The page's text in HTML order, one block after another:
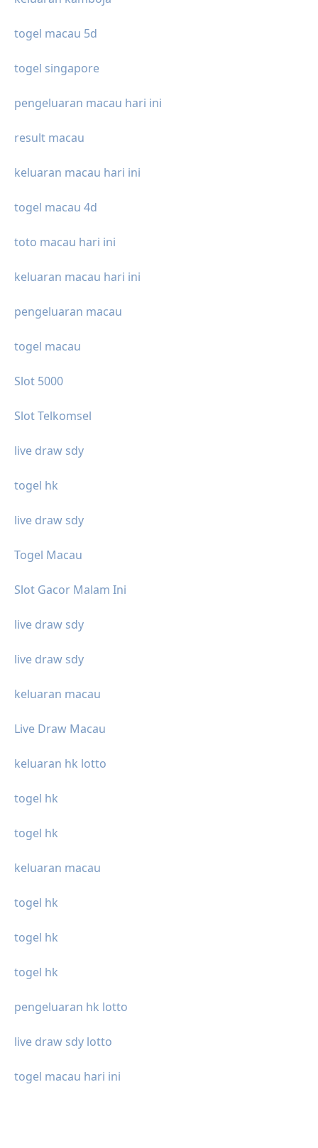
togel macau 5d
togel singapore
pengeluaran macau hari ini
result macau
keluaran macau hari ini
togel macau 4d
toto macau hari ini
keluaran macau hari ini
pengeluaran macau
togel macau
Slot 5000
Slot Telkomsel
live draw sdy
togel hk
live draw sdy
Togel Macau
Slot Gacor Malam Ini
live draw sdy
live draw sdy
keluaran macau
Live Draw Macau
keluaran hk lotto
togel hk
togel hk
keluaran macau
togel hk
togel hk
togel hk
pengeluaran hk lotto
live draw sdy lotto
togel macau hari ini